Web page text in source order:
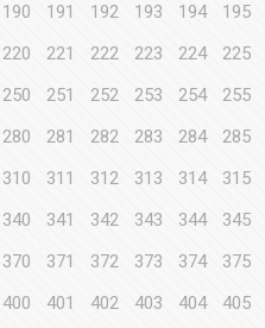
190 191 192 193 194 195
220 221 222 223 224 225
250 251 252 253 254 255
280 281 282 283 284 285
310 311 312 313 314 315
340 341 342 343 344 345
370 371 372 373 374 375
400 401 402 403 404 405